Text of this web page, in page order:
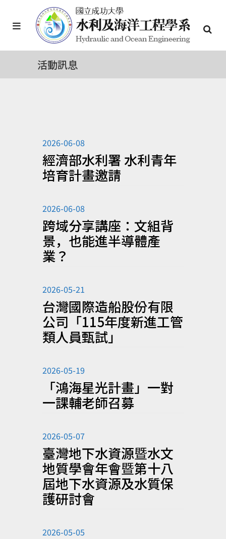
活動訊息
2026-06-08
經濟部水利署 水利青年
培育計畫邀請
2026-06-08
跨域分享講座：文組背
景，也能進半導體產
業？
2026-05-21
台灣國際造船股份有限
公司「115年度新進工管
類人員甄試」
2026-05-19
「鴻海星光計畫」一對
一課輔老師召募
2026-05-07
臺灣地下水資源暨水文
地質學會年會暨第十八
屆地下水資源及水質保
護研討會
2026-05-05